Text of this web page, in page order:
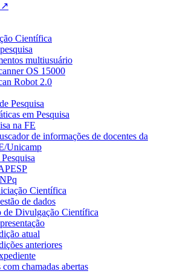
↗
Científica
multiusuário
OS 15000
Robot 2.0
Pesquisa
em Pesquisa
na FE
de informações de docentes da
Unicamp
Científica
de dados
de Divulgação Científica
atual
anteriores
com chamadas abertas